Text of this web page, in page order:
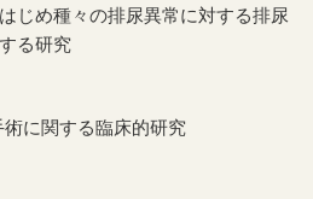
じめ種々の排尿異常に対する排尿
る研究
に関する臨床的研究